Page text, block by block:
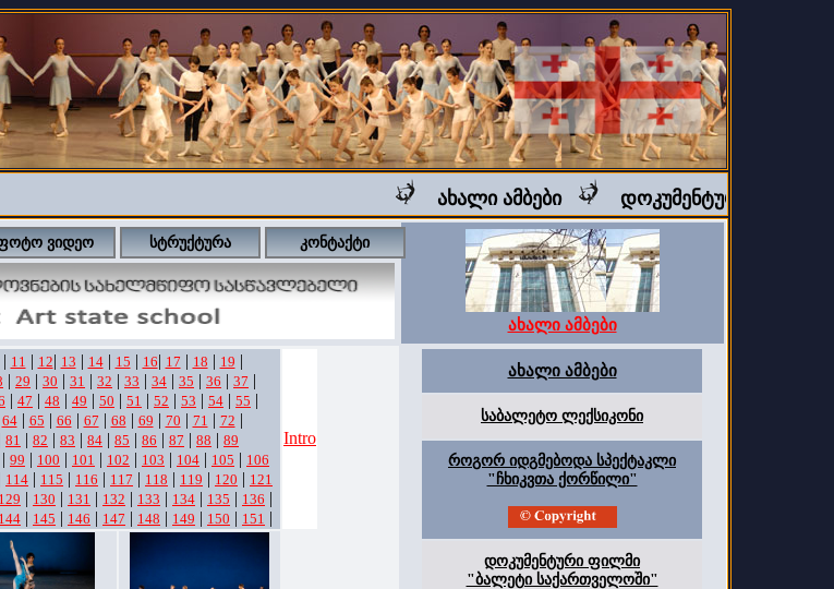
ახალი ამბები დოკუმენტური ფილმი
ვიდეო სტრუქტურა კონტაქტი
ახალი ამბები
| 11 | 12| 13 | 14| 15 | 16| 17 | 18 | 19 |
| 29 | 30 | 31 | 32 | 33 | 34 | 35 | 36 | 37 |
| 47 | 48 | 49 | 50 | 51 | 52 | 53 | 54 | 55 |
64| 65 | 66 | 67 | 68 | 69 | 70 | 71 | 72 |
81 | 82 | 83 | 84 | 85 | 86 | 87 | 88 | 89
| 99 | 100 | 101 | 102 | 103 | 104 | 105 | 106
114 | 115 | 116 | 117 | 118 | 119 | 120 | 121
129 | 130 | 131 | 132 | 133 | 134 | 135 | 136 |
144 | 145 | 146 | 147 | 148 | 149 | 150 | 151 |
Intro
ახალი ამბები
საბალეტო ლექსიკონი
როგორ იდგმებოდა სპექტაკლი
"ჩხიკვთა ქორწილი"
დოკუმენტური ფილმი
"ბალეტი საქართველოში"